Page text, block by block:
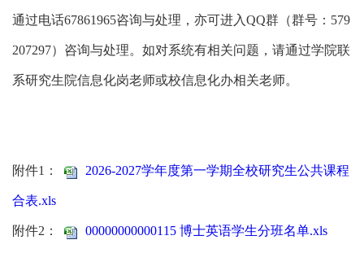
通过电话67861965咨询与处理，亦可进入QQ群（群号： 579
207297）咨询与处理。 如对系统有相关问题，请通过学院联
系研究生院信息化岗老师或校信息化办相关老师。
附件1 ： 2026-2027学年度第一学期全校研究生公共课程
合表.xls
附件2 ： 00000000000115 博士英语学生分班名单.xls